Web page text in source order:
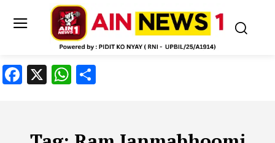
Facebook
X WhatsApp